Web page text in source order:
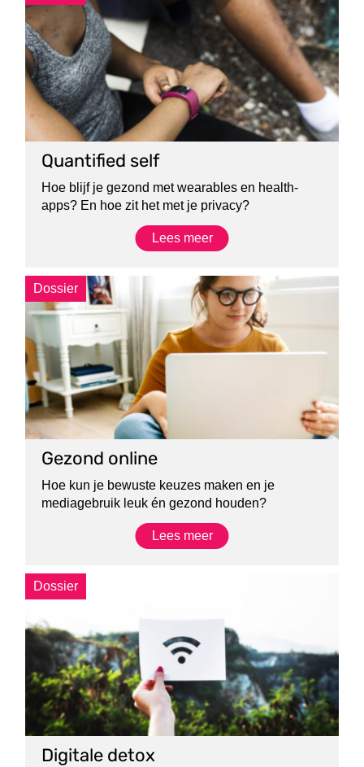
Quantified self
Hoe blijf je gezond met wearables en health-
apps? En hoe zit het met je privacy?
Lees meer
Dossier
Gezond online
Hoe kun je bewuste keuzes maken en je
mediagebruik leuk én gezond houden?
Lees meer
Dossier
Digitale detox